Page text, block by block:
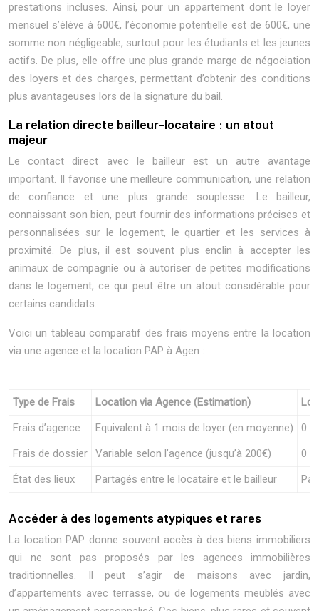
prestations incluses. Ainsi, pour un appartement dont le loyer
mensuel s’élève à 600€, l’économie potentielle est de 600€, une
somme non négligeable, surtout pour les étudiants et les jeunes
actifs. De plus, elle offre une plus grande marge de négociation
des loyers et des charges, permettant d’obtenir des conditions
plus avantageuses lors de la signature du bail.
La relation directe bailleur-locataire : un atout
majeur
Le contact direct avec le bailleur est un autre avantage
important. Il favorise une meilleure communication, une relation
de confiance et une plus grande souplesse. Le bailleur,
connaissant son bien, peut fournir des informations précises et
personnalisées sur le logement, le quartier et les services à
proximité. De plus, il est souvent plus enclin à accepter les
animaux de compagnie ou à autoriser de petites modifications
dans le logement, ce qui peut être un atout considérable pour
certains candidats.
Voici un tableau comparatif des frais moyens entre la location
via une agence et la location PAP à Agen :
Type de Frais Location via Agence (Estimation)
Frais d’agence
Equivalent à 1 mois de loyer (en moyenne)
0 €
Frais de dossier
Variable selon l’agence (jusqu’à 200€)
0 €
État des lieux
Partagés entre le locataire et le bailleur
Accéder à des logements atypiques et rares
La location PAP donne souvent accès à des biens immobiliers
qui ne sont pas proposés par les agences immobilières
traditionnelles. Il peut s’agir de maisons avec jardin,
d’appartements avec terrasse, ou de logements meublés avec